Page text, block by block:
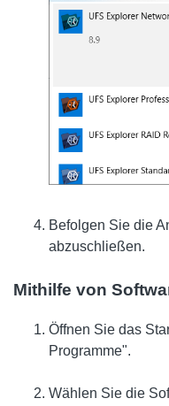
Befolgen Sie die
abzuschließen.
Mithilfe von
Öffnen Sie das
Programme".
Wählen Sie die